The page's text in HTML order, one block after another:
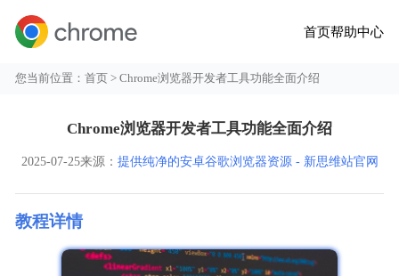
首页帮助中心
您当前位置：首页 > Chrome浏览器开发者工具功能全面介绍
Chrome浏览器开发者工具功能全面介绍
2025-07-25来源： 提供纯净的安卓谷歌浏览器资源 - 新思维站官网
教程详情